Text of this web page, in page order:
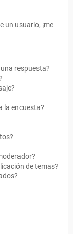
un usuario, ¡me
respuesta?
la encuesta?
de temas?